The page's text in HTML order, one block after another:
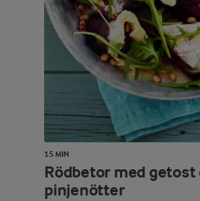
15 MIN
Rödbetor med getost
pinjenötter